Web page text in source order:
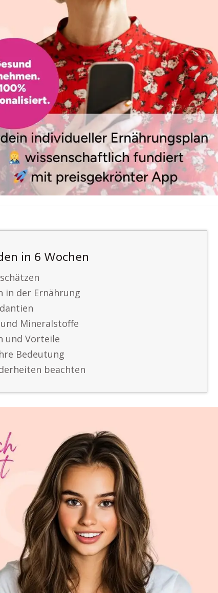
in 6 Wochen
in der Ernährung
Mineralstoffe
und Vorteile
Bedeutung
beachten